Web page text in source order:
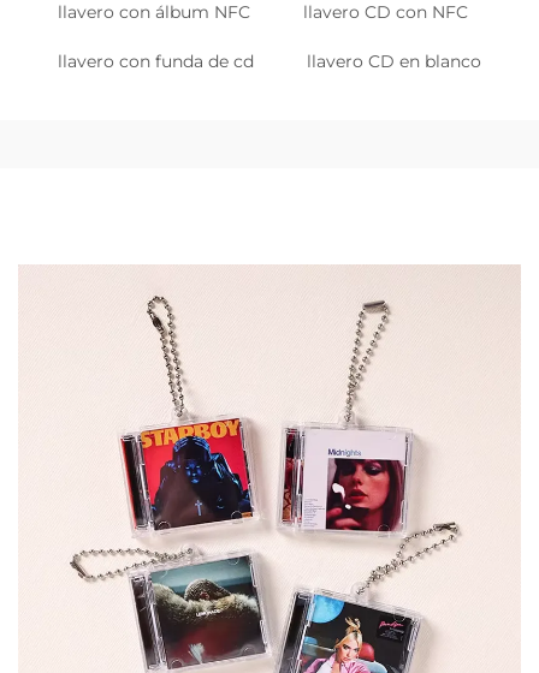
llavero con álbum NFC llavero CD con NFC
llavero con funda de cd llavero CD en blanco